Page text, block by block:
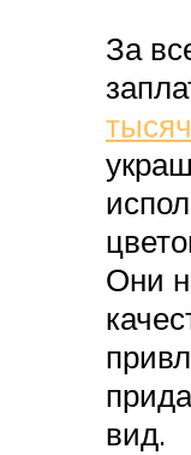
За
Они
вид.